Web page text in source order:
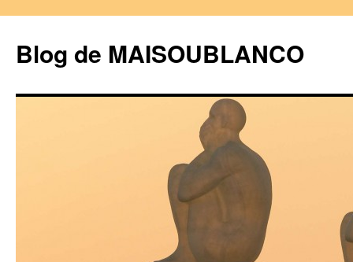
Blog de MAISOUBLANCO